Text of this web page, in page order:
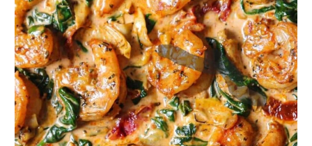
Recette
Crevettes
épinards